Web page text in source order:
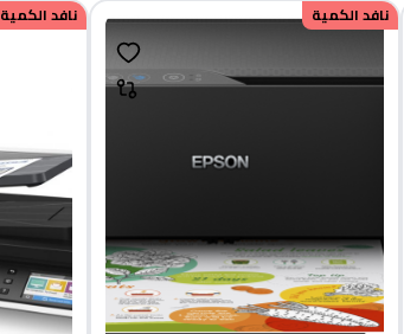
نافد الكمية نافد الكمية